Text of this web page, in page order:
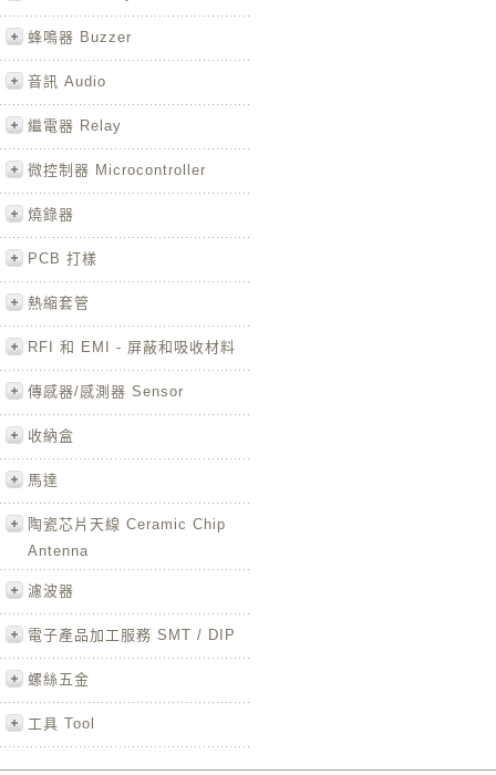
蜂鳴器 Buzzer
音訊 Audio
繼電器 Relay
微控制器 Microcontroller
燒錄器
PCB 打樣
熱縮套管
RFI 和 EMI - 屏蔽和吸收材料
傳感器/感測器 Sensor
收納盒
馬達
陶瓷芯片天線 Ceramic Chip
Antenna
濾波器
電子產品加工服務 SMT / DIP
螺絲五金
工具 Tool